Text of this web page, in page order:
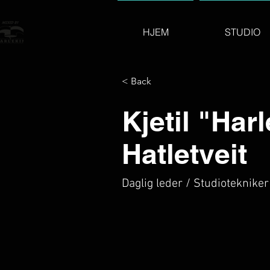
HJEM STUDIO
< Back
Kjetil
Hatletveit
Daglig leder / Studiotekniker